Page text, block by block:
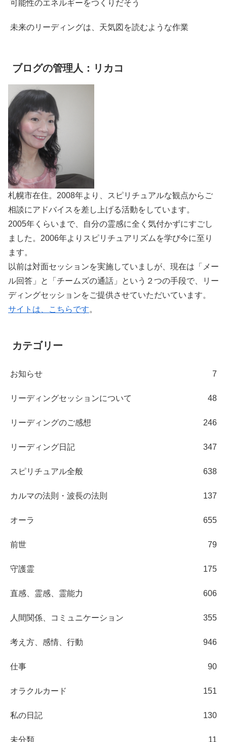
可能性のエネルギーをつくりだそう
未来のリーディングは、天気図を読むような作業
ブログの管理人：リカコ
札幌市在住。2008年より、スピリチュアルな観点からご
相談にアドバイスを差し上げる活動をしています。
2005年くらいまで、自分の霊感に全く気付かずにすごし
ました。2006年よりスピリチュアリズムを学び今に至り
ます。
以前は対面セッションを実施していましが、現在は「メー
ル回答」と「チームズの通話」という２つの手段で、リー
ディングセッションをご提供させていただいています。
サイトは、こちらです。
カテゴリー
お知らせ 7
リーディングセッションについて 48
リーディングのご感想 246
リーディング日記 347
スピリチュアル全般 638
カルマの法則・波長の法則 137
オーラ 655
前世 79
守護霊 175
直感、霊感、霊能力 606
人間関係、コミュニケーション 355
考え方、感情、行動 946
仕事 90
オラクルカード 151
私の日記 130
未分類 11